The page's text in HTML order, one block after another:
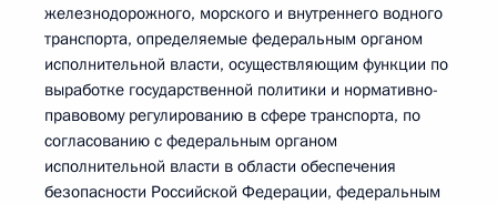
железнодорожного, морского и внутреннего водного
транспорта, определяемые федеральным органом
исполнительной власти, осуществляющим функции по
выработке государственной политики и нормативно-
правовому регулированию в сфере транспорта, по
согласованию с федеральным органом
исполнительной власти в области обеспечения
безопасности Российской Федерации, федеральным